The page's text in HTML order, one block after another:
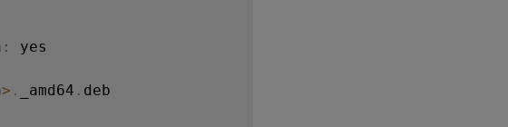
: yes
> . _amd64 . deb